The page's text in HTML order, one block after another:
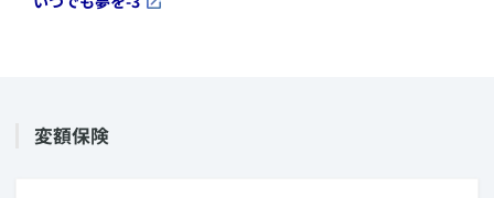
​変額保険